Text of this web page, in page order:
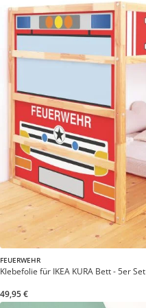
FEUERWEHR
Klebefolie für IKEA KURA Bett - 5er Set
49,95 €